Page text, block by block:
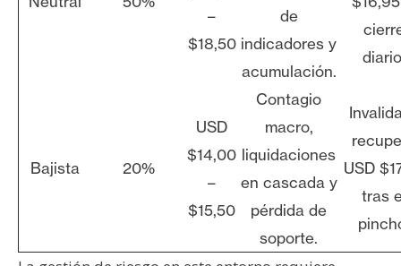
–
$18,50
de
indicadores y
acumulación.
Bajista 20%
USD
$14,00
–
$15,50
Contagio
macro,
liquidaciones
en cascada y
pérdida de
soporte.
USD
tras